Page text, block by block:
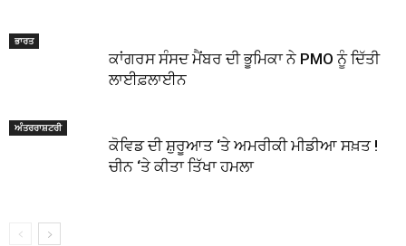
ਭਾਰਤ
ਕਾਂਗਰਸ ਸੰਸਦ ਮੈਂਬਰ ਦੀ ਭੂਮਿਕਾ ਨੇ PMO ਨੂੰ ਦਿੱਤੀ
ਲਾਈਫ਼ਲਾਈਨ
ਅੰਤਰਰਾਸ਼ਟਰੀ
ਕੋਵਿਡ ਦੀ ਸ਼ੁਰੂਆਤ ‘ਤੇ ਅਮਰੀਕੀ ਮੀਡੀਆ ਸਖ਼ਤ !
ਚੀਨ ‘ਤੇ ਕੀਤਾ ਤਿੱਖਾ ਹਮਲਾ